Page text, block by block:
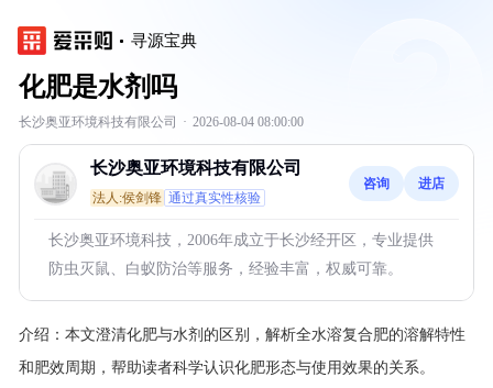
寻源宝典
化肥是水剂吗
长沙奥亚环境科技有限公司 · 2026-08-04 08:00:00
长沙奥亚环境科技有限公司
法人:侯剑锋 通过真实性核验
咨询 进店
长沙奥亚环境科技，2006年成立于长沙经开区，专业提供
防虫灭鼠、白蚁防治等服务，经验丰富，权威可靠。
介绍： 本文澄清化肥与水剂的区别，解析全水溶复合肥的溶解特性
和肥效周期，帮助读者科学认识化肥形态与使用效果的关系。